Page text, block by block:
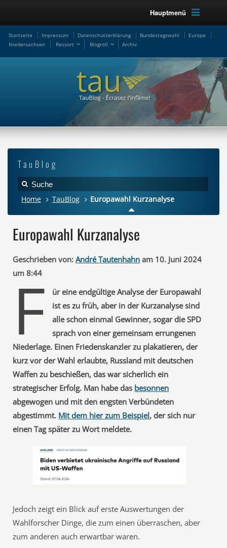
Hauptmenü
Startseite Impressum Datenschutzerklärung Bundestagswahl
Europa
Niedersachsen
Ressort Blogroll Archiv
TauBlog
Home TauBlog Europawahl Kurzanalyse
Europawahl Kurzanalyse
Geschrieben von: André Tautenhahn am 10. Juni 2024
um 8:44
F
ür eine endgültige Analyse der Europawahl
ist es zu früh, aber in der Kurzanalyse sind
alle schon einmal Gewinner, sogar die SPD
sprach von einer gemeinsam errungenen
Niederlage. Einen Friedenskanzler zu plakatieren, der
kurz vor der Wahl erlaubte, Russland mit deutschen
Waffen zu beschießen, das war sicherlich ein
strategischer Erfolg. Man habe das besonnen
abgewogen und mit den engsten Verbündeten
abgestimmt. Mit dem hier zum Beispiel, der sich nur
einen Tag später zu Wort meldete.
Jedoch zeigt ein Blick auf erste Auswertungen der
Wahlforscher Dinge, die zum einen überraschen, aber
zum anderen auch erwartbar waren.